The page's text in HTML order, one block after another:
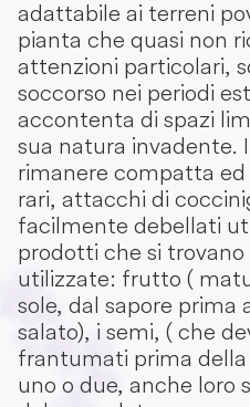
adattabile ai terreni
pianta che quasi non
attenzioni particolari,
soccorso nei periodi
accontenta di spazi
sua natura invadente.
rimanere compatta
rari, attacchi di
facilmente debellati
prodotti che si
utilizzate: frutto (
sole, dal sapore prima
salato), i semi, ( che
frantumati prima della
uno o due, anche loro